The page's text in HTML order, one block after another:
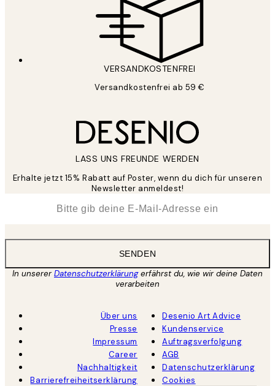
VERSANDKOSTENFREI
Versandkostenfrei ab 59 €
LASS UNS FREUNDE WERDEN
Erhalte jetzt 15% Rabatt auf Poster, wenn du dich für unseren
Newsletter anmeldest!
SENDEN
In unsererDatenschutzerklärungerfährst du, wie wir deine Daten
verarbeiten
Über uns
Presse
Impressum
Career
Nachhaltigkeit
Barrierefreiheitserklärung
Desenio Art Advice
Kundenservice
Auftragsverfolgung
AGB
Datenschutzerklärung
Cookies